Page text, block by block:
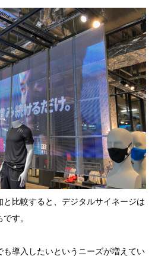
比較すると、デジタルサイネージは
す。
も導入したいというニーズが増えてい